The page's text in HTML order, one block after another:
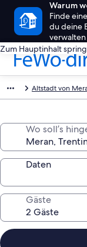
Warum
Finde
du deine
Zum Hauptinhalt
Altstadt von
Wo soll’s
Daten
Gäste